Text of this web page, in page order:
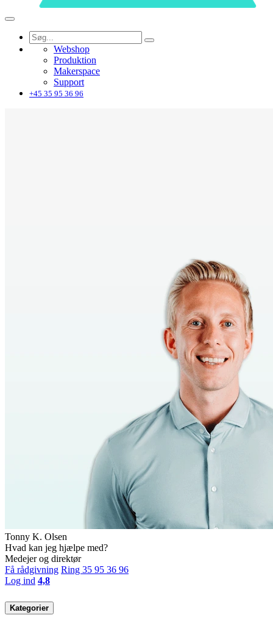
Webshop
Produktion
Makerspace
Support
+45 35 95 36 96
Tonny K. Olsen
Hvad kan jeg hjælpe med?
Medejer og direktør
Få rådgivning Ring 35 95 36 96
Log ind 4,8
Kategorier